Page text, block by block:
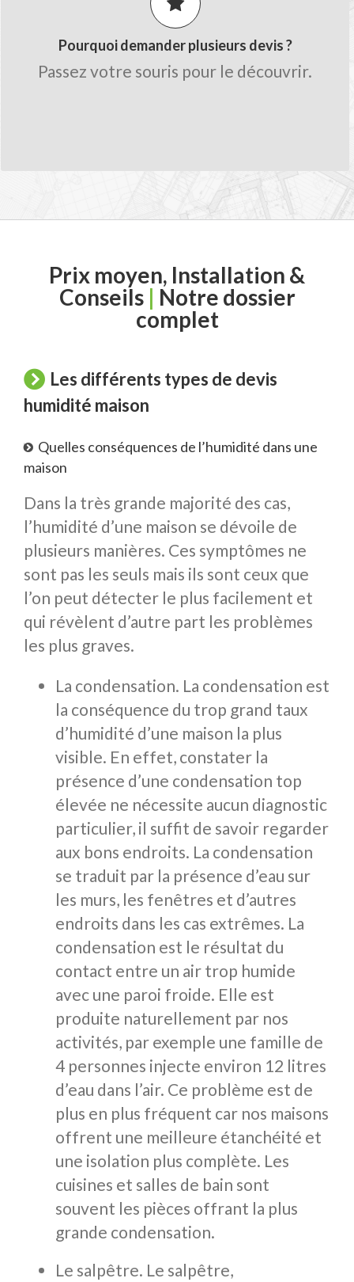
Pourquoi demander plusieurs devis ?
Passez votre souris pour le découvrir.
Obtenez des conseils de la part des
artisans.
Gagnez du temps sur le chiffrage avec
une seule demande.
Prix moyen, Installation &
Conseils | Notre dossier
complet
Les différents types de devis
humidité maison
Quelles conséquences de l’humidité dans une
maison
Dans la très grande majorité des cas,
l’humidité d’une maison se dévoile de
plusieurs manières. Ces symptômes ne
sont pas les seuls mais ils sont ceux que
l’on peut détecter le plus facilement et
qui révèlent d’autre part les problèmes
les plus graves.
La condensation. La condensation est
la conséquence du trop grand taux
d’humidité d’une maison la plus
visible. En effet, constater la
présence d’une condensation top
élevée ne nécessite aucun diagnostic
particulier, il suffit de savoir regarder
aux bons endroits. La condensation
se traduit par la présence d’eau sur
les murs, les fenêtres et d’autres
endroits dans les cas extrêmes. La
condensation est le résultat du
contact entre un air trop humide
avec une paroi froide. Elle est
produite naturellement par nos
activités, par exemple une famille de
4 personnes injecte environ 12 litres
d’eau dans l’air. Ce problème est de
plus en plus fréquent car nos maisons
offrent une meilleure étanchéité et
une isolation plus complète. Les
cuisines et salles de bain sont
souvent les pièces offrant la plus
grande condensation.
Le salpêtre. Le salpêtre,